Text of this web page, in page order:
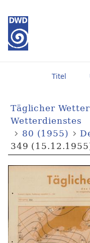
Titel
Täglicher
Wetterdienstes
80 (1955)
349